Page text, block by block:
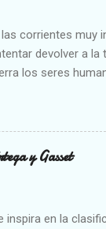
corrientes
devolver a
los seres
y Gasset
inspira en la